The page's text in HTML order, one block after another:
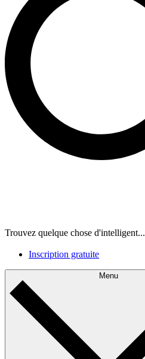
Trouvez quelque chose d'intelligent...
Inscription gratuite
Menu